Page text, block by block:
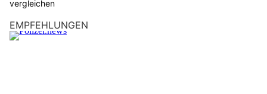
vergleichen
EMPFEHLUNGEN